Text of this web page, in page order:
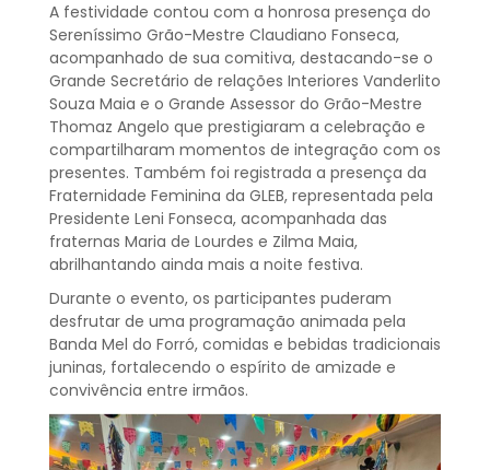
A festividade contou com a honrosa presença do
Sereníssimo Grão-Mestre Claudiano Fonseca,
acompanhado de sua comitiva, destacando-se o
Grande Secretário de relações Interiores Vanderlito
Souza Maia e o Grande Assessor do Grão-Mestre
Thomaz Angelo que prestigiaram a celebração e
compartilharam momentos de integração com os
presentes. Também foi registrada a presença da
Fraternidade Feminina da GLEB, representada pela
Presidente Leni Fonseca, acompanhada das
fraternas Maria de Lourdes e Zilma Maia,
abrilhantando ainda mais a noite festiva.
Durante o evento, os participantes puderam
desfrutar de uma programação animada pela
Banda Mel do Forró, comidas e bebidas tradicionais
juninas, fortalecendo o espírito de amizade e
convivência entre irmãos.